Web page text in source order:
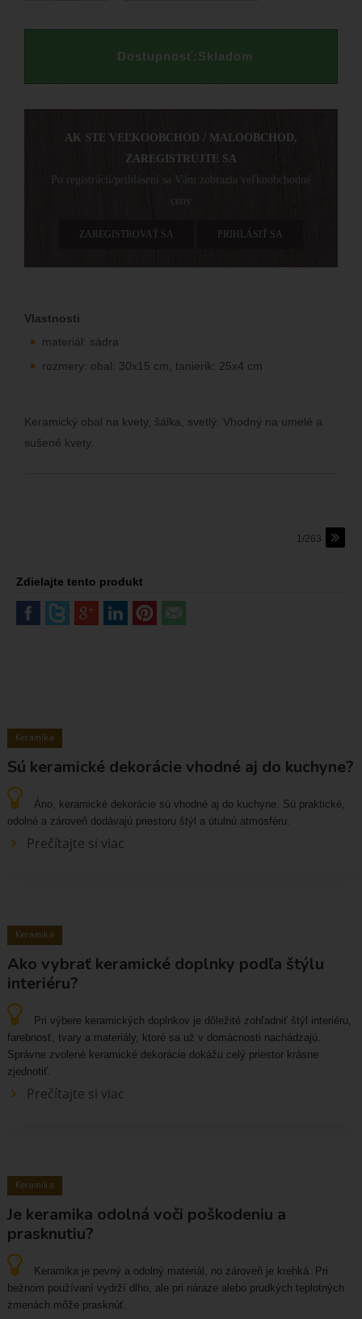
Dostupnosť: Skladom
AK STE VEĽKOOBCHOD / MALOOBCHOD,
ZAREGISTRUJTE SA
Po registrácií/prihlásení sa Vám zobrazia veľkoobchodné
ceny
ZAREGISTROVAŤ SA PRIHLÁSIŤ SA
Vlastnosti
materiál: sádra
rozmery: obal: 30x15 cm, tanierik: 25x4 cm
Keramický obal na kvety, šálka, svetlý. Vhodný na umelé a
sušené kvety.
1/263
Zdielajte tento produkt
Keramika
Sú keramické dekorácie vhodné aj do kuchyne?
Áno, keramické dekorácie sú vhodné aj do kuchyne. Sú praktické,
odolné a zároveň dodávajú priestoru štýl a útulnú atmosféru.
Prečítajte si viac
Keramika
Ako vybrať keramické doplnky podľa štýlu
interiéru?
Pri výbere keramických doplnkov je dôležité zohľadniť štýl interiéru,
farebnosť, tvary a materiály, ktoré sa už v domácnosti nachádzajú.
Správne zvolené keramické dekorácie dokážu celý priestor krásne
zjednotiť.
Prečítajte si viac
Keramika
Je keramika odolná voči poškodeniu a
prasknutiu?
Keramika je pevný a odolný materiál, no zároveň je krehká. Pri
bežnom používaní vydrží dlho, ale pri náraze alebo prudkých teplotných
zmenách môže prasknúť.